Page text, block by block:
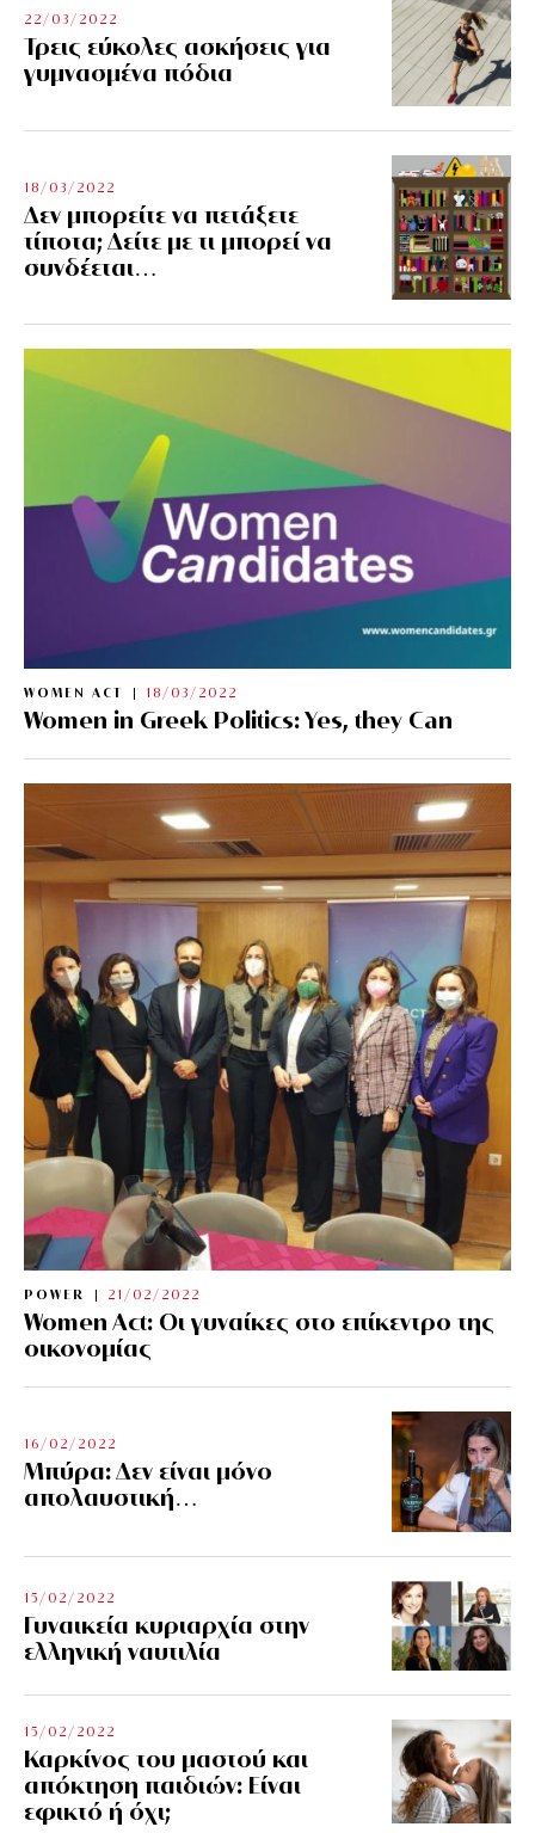
22/03/2022
Τρεις εύκολες ασκήσεις για
γυμνασμένα πόδια
18/03/2022
Δεν μπορείτε να πετάξετε
τίποτα; Δείτε με τι μπορεί να
συνδέεται…
WOMEN ACT 18/03/2022
Women in Greek Politics: Yes, they Can
POWER 21/02/2022
Women Act: Οι γυναίκες στο επίκεντρο της
οικονομίας
16/02/2022
Μπύρα: Δεν είναι μόνο
απολαυστική…
15/02/2022
Γυναικεία κυριαρχία στην
ελληνική ναυτιλία
15/02/2022
Καρκίνος του μαστού και
απόκτηση παιδιών: Είναι
εφικτό ή όχι;